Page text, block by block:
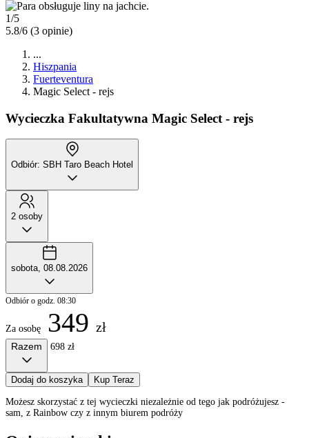
1/5
5.8/6 (3 opinie)
...
Hiszpania
Fuerteventura
Magic Select - rejs
Wycieczka Fakultatywna Magic Select - rejs
Odbiór: SBH Taro Beach Hotel
2 osoby
sobota, 08.08.2026
Odbiór o godz. 08:30
Za osobę 349 zł
Razem 698 zł
Dodaj do koszyka Kup Teraz
Możesz skorzystać z tej wycieczki niezależnie od tego jak podróżujesz -
sam, z Rainbow czy z innym biurem podróży